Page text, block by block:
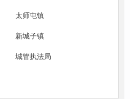
太师屯镇
新城子镇
城管执法局